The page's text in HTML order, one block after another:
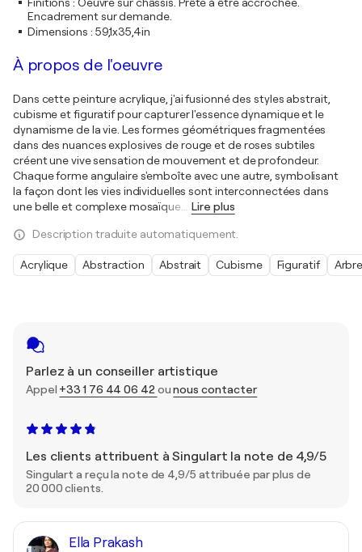
Parlez à un conseiller artistique
Appel +33 1 76 44 06 42 ounous contacter
Les clients attribuent à Singulart la note de 4,9/5
Singulart a reçu la note de 4,9/5 attribuée par plus de
20 000 clients.
Ella Prakash
Encadrement sur demande.
Dimensions : 59,1x35,4in
À propos de l'oeuvre
Dans cette peinture acrylique, j'ai fusionné des styles abstrait,
cubisme et figuratif pour capturer l'essence dynamique et le
dynamisme de la vie. Les formes géométriques fragmentées
dans des nuances explosives de rouge et de roses subtiles
créent une vive sensation de mouvement et de profondeur.
Chaque forme angulaire s'emboîte avec une autre, symbolisant
la façon dont les vies individuelles sont interconnectées dans
une belle et complexe mosaïque.
Lire plus
Description traduite automatiquement.
Acrylique Abstraction Abstrait Cubisme Figuratif